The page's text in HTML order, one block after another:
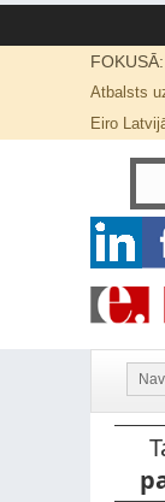
FOKUSĀ:
Atbalsts
Eiro